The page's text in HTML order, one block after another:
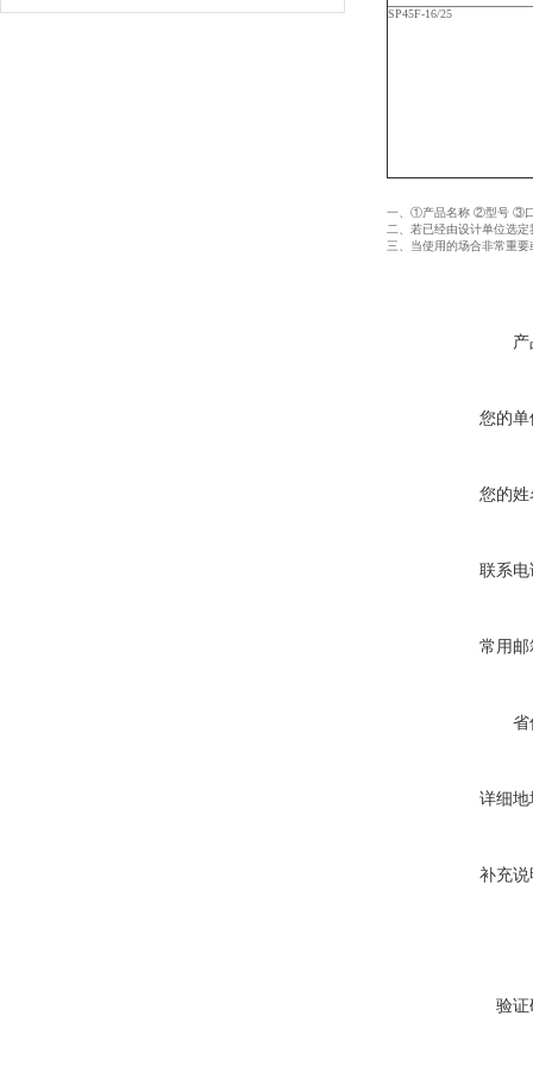
SP45F-16/25
一、①产品名称 ②型号 ③
二、若已经由设计单位选
三、当使用的场合非常重
您的单
您的姓
联系电
常用邮
省
详细地
补充说
验证